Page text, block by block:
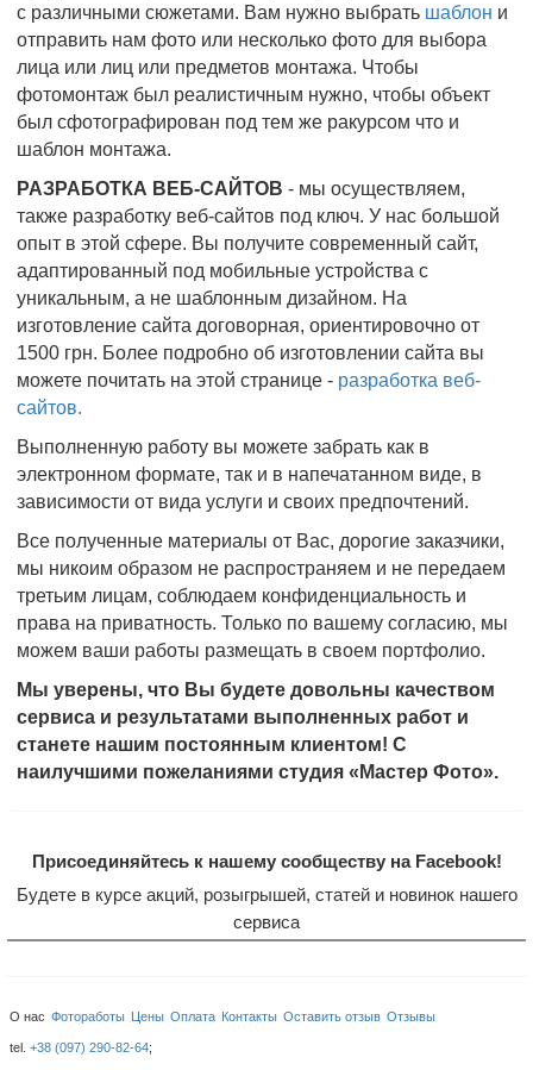
с различными сюжетами. Вам нужно выбрать шаблон и
отправить нам фото или несколько фото для выбора
лица или лиц или предметов монтажа. Чтобы
фотомонтаж был реалистичным нужно, чтобы объект
был сфотографирован под тем же ракурсом что и
шаблон монтажа.
РАЗРАБОТКА ВЕБ-САЙТОВ - мы осуществляем,
также разработку веб-сайтов под ключ. У нас большой
опыт в этой сфере. Вы получите современный сайт,
адаптированный под мобильные устройства с
уникальным, а не шаблонным дизайном. На
изготовление сайта договорная, ориентировочно от
1500 грн. Более подробно об изготовлении сайта вы
можете почитать на этой странице - разработка веб-
сайтов.
Выполненную работу вы можете забрать как в
электронном формате, так и в напечатанном виде, в
зависимости от вида услуги и своих предпочтений.
Все полученные материалы от Вас, дорогие заказчики,
мы никоим образом не распространяем и не передаем
третьим лицам, соблюдаем конфиденциальность и
права на приватность. Только по вашему согласию, мы
можем ваши работы размещать в своем портфолио.
Мы уверены, что Вы будете довольны качеством
сервиса и результатами выполненных работ и
станете нашим постоянным клиентом! С
наилучшими пожеланиями студия «Мастер Фото».
Присоединяйтесь к нашему сообществу на Facebook!
Будете в курсе акций, розыгрышей, статей и новинок нашего
сервиса
О нас Фотоработы Цены Оплата Контакты Оставить отзыв Отзывы
tel. +38 (097) 290-82-64;